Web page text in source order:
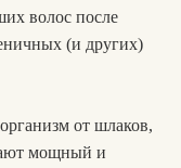
волос после
(и других)
от шлаков,
мощный и